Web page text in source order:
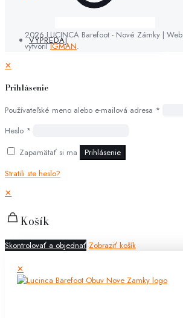
VÝPREDAJ
2026 LUCINCA Barefoot - Nové Zámky | Web
vytvorilIGMAN.
✕
Prihlásenie
Používateľské meno alebo e-mailová adresa *
Heslo *
Zapamätať si ma
Prihlásenie
Stratili ste heslo?
✕
Košík
Skontrolovať a objednať Zobraziť košík
✕